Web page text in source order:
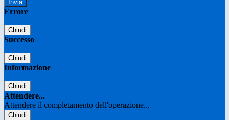
Errore
Chiudi
Successo
Chiudi
Informazione
Chiudi
Attendere...
Attendere il completamento dell'operazione...
Chiudi